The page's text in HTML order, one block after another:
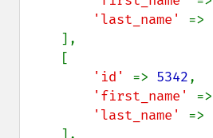
'last_name' =>
'id' => 5342,
'first_name' =>
'last_name' =>